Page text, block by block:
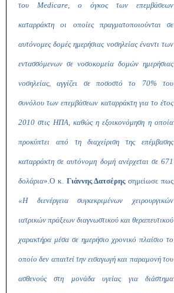
του Medicare, ο όγκος των επεμβάσεων
καταρράκτη οι οποίες πραγματοποιούνται σε
αυτόνομες δομές ημερήσιας νοσηλείας έναντι των
εντασσόμενων σε νοσοκομεία δομών ημερήσιας
νοσηλείας, αγγίζει σε ποσοστό το 70% του
συνόλου των επεμβάσεων καταρράκτη για το έτος
2010 στις ΗΠΑ, καθώς η εξοικονόμηση η οποία
προκύπτει από τη διαχείριση της επέμβασης
καταρράκτη σε αυτόνομη δομή ανέρχεται σε 671
δολάρια».Ο κ. Γιάννης Δατσέρηςσημείωσε πως
«Η διενέργεια συγκεκριμένων χειρουργικών
ιατρικών πράξεων διαγνωστικού και θεραπευτικού
χαρακτήρα μέσα σε ημερήσιο χρονικό πλαίσιο το
οποίο δεν απαιτεί την εισαγωγή και παραμονή του
ασθενούς στη μονάδα υγείας για διάστημα